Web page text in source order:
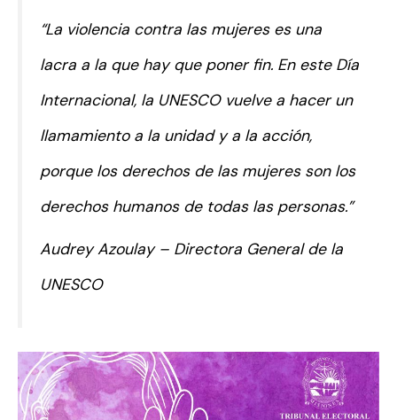
“La violencia contra las mujeres es una
lacra a la que hay que poner fin. En este Día
Internacional, la UNESCO vuelve a hacer un
llamamiento a la unidad y a la acción,
porque los derechos de las mujeres son los
derechos humanos de todas las personas.”
Audrey Azoulay – Directora General de la
UNESCO